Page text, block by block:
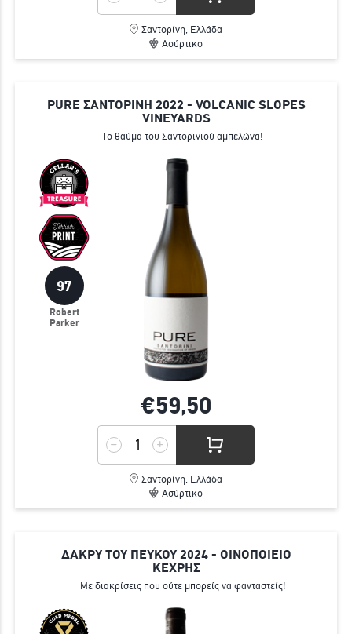
Σαντορίνη, Ελλάδα
Ασύρτικο
PURE ΣΑΝΤΟΡΙΝΗ 2022 - VOLCANIC SLOPES
VINEYARDS
To θαύμα του Σαντορινιού αμπελώνα!
97
Robert
Parker
€59,50
Σαντορίνη, Ελλάδα
Ασύρτικο
ΔΑΚΡΥ ΤΟΥ ΠΕΥΚΟΥ 2024 - ΟΙΝΟΠΟΙΕΙΟ
ΚΕΧΡΗΣ
Με διακρίσεις που ούτε μπορείς να φανταστείς!